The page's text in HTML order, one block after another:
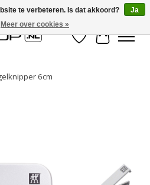
Verlanglijst
6cm
te verbeteren. Is dat akkoord?
Ja
Meer over cookies »